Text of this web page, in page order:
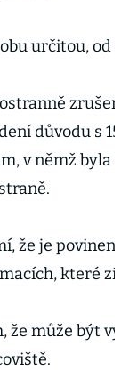
určitou, od
zrušena
důvodu s
v němž byla
že je povinen
které
může být